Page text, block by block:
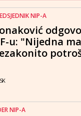
NIP-A
u: "Nijedna
NIP-A